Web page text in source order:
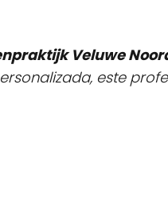
Veluwe
este